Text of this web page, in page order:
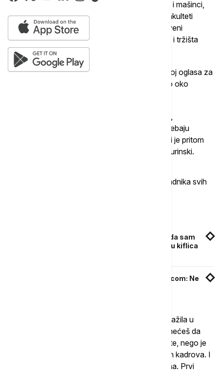
administracije. Itekako se traže i elektrotehničari i mašinci,
tako da možemo da zaključimo da se tehnički fakulteti
mnogo bolje kotiraju na tržištu rada, nego društveni
fakulteti. Što se tiče samog pronalaska posla, ali i tržišta
rada", kaže Miloš Turinski, iz Infostuda.
U prethodnoj godini, samo na sajtu Infostuda broj oglasa za
posao porastao je za 30 odsto, pa ih je trenutno oko
vodoinstalateri. To su pozicije za koje vam ne trebaju
fakulteti, a sa kojima se lako dolazi do posla, koji je pritom
siguran i stabilan sa visokim primanjima", kaže Turinski.
Stručnjaci primećuju da na srpskom tržištu fali radnika svih
"Tašta me čudno gledala, supruga je mislila da sam
lud": Nisu imali ni oklagiju, a danas prave tonu kiflica
Kandidati za posao poslodavce ocenili jedinicom: Ne
"Više ne vlada ona priča što je dugi niz godina važila u
našoj zemlji, kada su poslodavci govorili, ako ti nećeš da
radiš, ima na birou njih 20 koji će doći i zameniti te, nego je
poslodavcima sve teže da dođu maltene do svih kadrova. I
tako se bore za njih upravo nekim boljim uslovima. Prvi